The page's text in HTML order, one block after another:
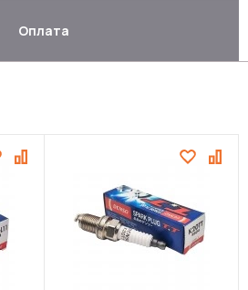
Оплата